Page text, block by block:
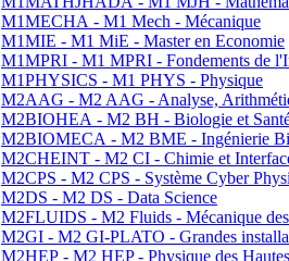
M1MECHA - M1 Mech - Mécanique
M1MIE - M1 MiE - Master en Economie
M1MPRI - M1 MPRI - Fondements de
M1PHYSICS - M1 PHYS - Physique
M2AAG - M2 AAG - Analyse,
M2BIOHEA - M2 BH - Biologie et
M2BIOMECA - M2 BME - Ingénierie
M2CHEINT - M2 CI - Chimie et
M2CPS - M2 CPS - Système Cyber
M2DS - M2 DS - Data Science
M2FLUIDS - M2 Fluids - Mécanique
M2GI - M2 GI-PLATO - Grandes
M2HEP - M2 HEP - Physique des